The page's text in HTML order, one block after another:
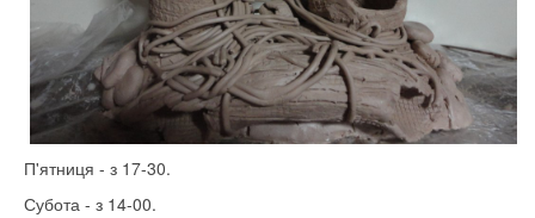
П'ятниця - з 17-30.
Субота - з 14-00.